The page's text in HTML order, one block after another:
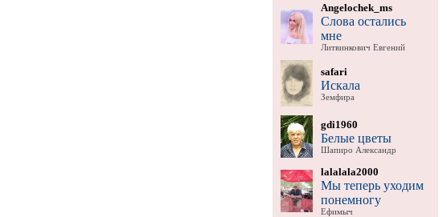
Angelochek_ms
Слова остались
мне
Литвинкович Евгений
safari
Искала
Земфира
gdi1960
Белые цветы
Шапиро Александр
lalalala2000
Мы теперь уходим
понемногу
Ефимыч